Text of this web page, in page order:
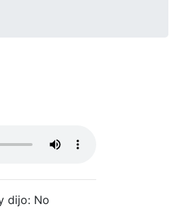
dijo: No